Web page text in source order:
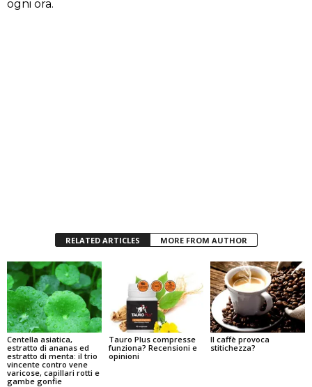
ogni ora.
RELATED ARTICLES MORE FROM AUTHOR
Centella asiatica,
estratto di ananas ed
estratto di menta: il trio
vincente contro vene
varicose, capillari rotti e
gambe gonfie
Tauro Plus compresse
funziona? Recensioni e
opinioni
Il caffè provoca
stitichezza?